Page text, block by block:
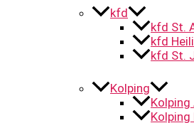
kfd
kfd St.
kfd
kfd St.
Kolping